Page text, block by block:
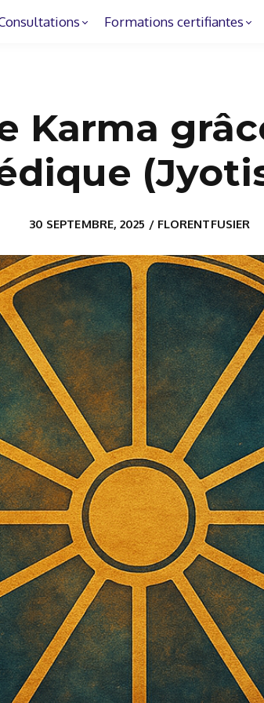
Formations certifiantes
Karma
30 SEPTEMBRE, 2025 / FLORENTFUSIER